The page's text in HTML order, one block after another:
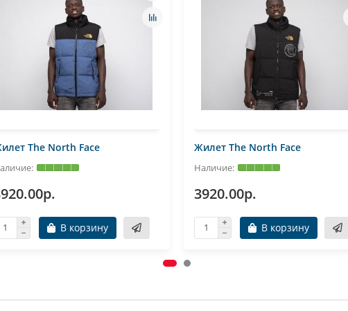
The North Face
В корзину
Жилет The North Face
3920.00р.
В корзину